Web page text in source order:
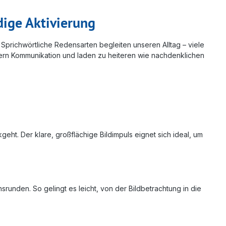
Aktivierung
Redensarten begleiten unseren Alltag – viele
Kommunikation und laden zu heiteren wie nachdenklichen
Der klare, großflächige Bildimpuls eignet sich ideal, um
So gelingt es leicht, von der Bildbetrachtung in die